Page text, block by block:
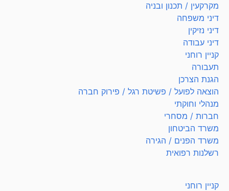
מקרקעין / תכנון ובניה
דיני משפחה
דיני נזיקין
דיני עבודה
קניין רוחני
תעבורה
הגנת הצרכן
הוצאה לפועל / פשיטת רגל / פירוק חברה
מנהלי וחוקתי
חברות / מסחרי
משרד הביטחון
משרד הפנים / הגירה
רשלנות רפואית
קניין רוחני